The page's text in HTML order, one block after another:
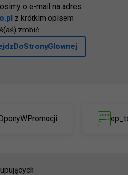
o e-mail na adres
z krótkim opisem
zrobić.